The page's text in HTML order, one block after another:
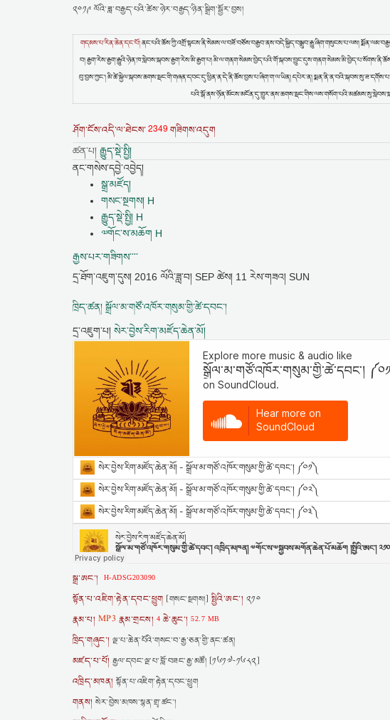
༢༠༡༩ ལོའི་ཟླ་བརྒྱད་པའི་ཚེས་ཉེར་བརྒྱད་ཉིན་སྒྲིག་སྦྱོར་བྱས།
གདམས་པ་རིན་ཆེན་དང་པོ།ནང་པའི་ཆོས་ཀྱི་འགྲོ་སྟངས་ནི་སེམས་ལ་བཟོ་བཅོས་བརྒྱབ་ནས་བདེ་སྐྱིད་བསྒྲུབ་རྒྱུ་ཞིག་གསུངས་པ་ལས།
བ། རྒྱག་རེས་རྒྱག་རྒྱུའི་ཉེན་ཁ་སླེབས་སྐབས་རྒྱག་རེས་མི་རྒྱག་པ།
བུ་བྱས་ཀྱང་། མི་ཚེ་སྐྱེལ་སྐབས་ཆགས་སྡང་གི་གཞན་དབང་དུ་ཕྱིན་ན་དེ་ནི་ཆོས་བྱས་པ་ཞིག་ག་ལ་ཡིན། དཔེར་ན།
ཤོག་ངོས་འདི་ལ་ཐེངས་2349 གཟིགས་འདུག
ཚན་པ། རྒྱུད་སྡེ་སྤྱི།
ནང་གསེས་དབྱེ་འབྱེད།
སྒྲ་མཛོད།
གསང་སྔགས། H
རྒྱུད་སྡེ་སྤྱི། H
༧གོང་ས་མཆོག H
རྒྱས་པར་གཟིགས་་་་
དྲ་ཐོག་འཇུག་དུས། 2016 ལོའི་ཟླ་བ། SEP ཚེས། 11 རེས་གཟའ། SUN
ཁྲིད་ཚན། སྒྲོལ་མ་གཙོ་འཁོར་གསུམ་གྱི་ཚེ་དབང་།
དྲ་འཇུག་པ། སེར་བྱེས་རིག་མཛོད་ཆེན་མོ།
སྒྲ་ཨང་། H-ADSG203090
སྟོན་པ་འཇིག་རྟེན་དབང་ཕྱུག [གསང་སྔགས།] སྤྱིའི་ཨང་། ༢༡༠
རྣམ་པ། MP3 རྣམ་གྲངས། 4 ཆེ་ཆུང་། 52.7 MB
ཁྲིད་གཞུང་། ལྔ་པ་ཆེན་པོའི་གསང་བ་རྒྱ་ཅན་གྱི་ནང་ཚན།
མཛད་པ་པོ། རྒྱལ་དབང་ལྔ་པ་བློ་བཟང་རྒྱ་མཚོ། [༡༦༡༧-༡༦༨༢]
འཁྲིད་མཁན། སྟོན་པ་འཇིག་རྟེན་དབང་ཕྱུག
གནས། སེར་བྱེས་མཁས་སྙན་གྲྭ་ཚང་།